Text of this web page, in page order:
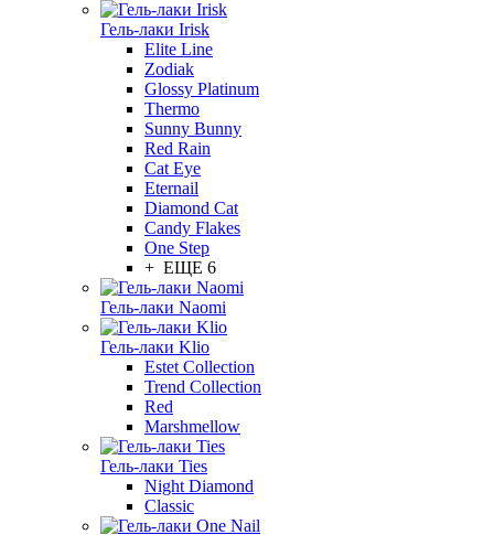
Гель-лаки Irisk
Elite Line
Zodiak
Glossy Platinum
Thermo
Sunny Bunny
Red Rain
Cat Eye
Eternail
Diamond Cat
Candy Flakes
One Step
+ ЕЩЕ 6
Гель-лаки Naomi
Гель-лаки Klio
Estet Collection
Trend Collection
Red
Marshmellow
Гель-лаки Ties
Night Diamond
Classic